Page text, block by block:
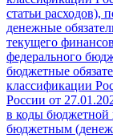
статьи
денежные
текущего
федерального
бюджетные
классификации
России от
в коды бюджетной
бюджетным